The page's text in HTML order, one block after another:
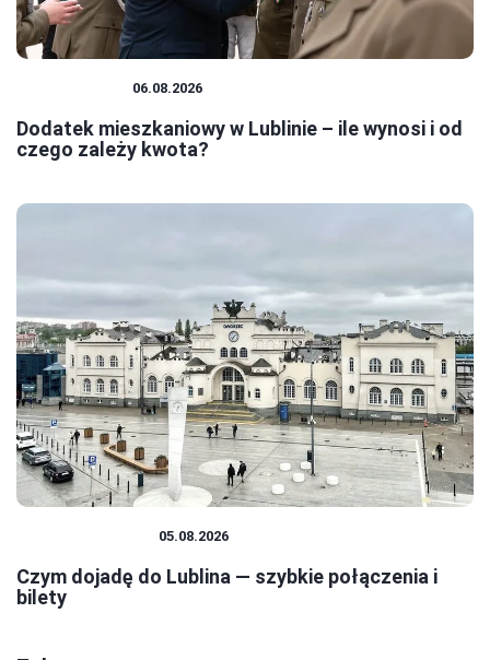
06.08.2026
Dodatek mieszkaniowy w Lublinie – ile wynosi i od
czego zależy kwota?
05.08.2026
Czym dojadę do Lublina — szybkie połączenia i
bilety